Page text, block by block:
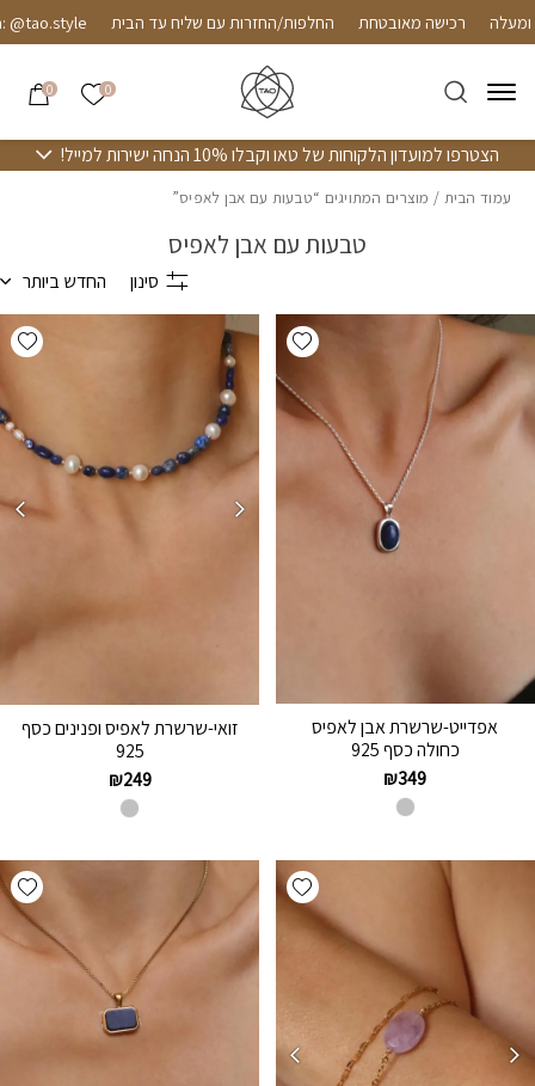
Skip to Contentרכישה מאובטחת החלפות/החזרות עם שליח עד הבית
0 הרשימה
0
הצטרפו למועדון הלקוחות של טאו וקבלו 10% הנחה ישירות למייל!
עמוד הבית / מוצרים המתויגים “טבעות עם אבן לאפיס”
טבעות עם אבן לאפיס
סינון החדש ביותר
Add wishlist
אפדייט-שרשרת אבן לאפיס
כחולה כסף 925
₪349
זואי-שרשרת לאפיס ופנינים כסף
925
₪249
Add wishlist
בחזרה למעלה